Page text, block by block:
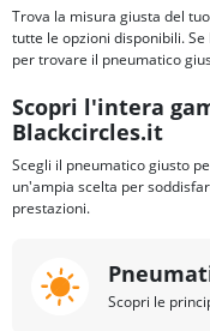
Trova la misura giusta del tuo
tutte le opzioni disponibili.
per trovare il pneumatico
Scopri l'intera
Blackcircles.it
Scegli il pneumatico giusto
un'ampia scelta per
prestazioni.
Scopri le